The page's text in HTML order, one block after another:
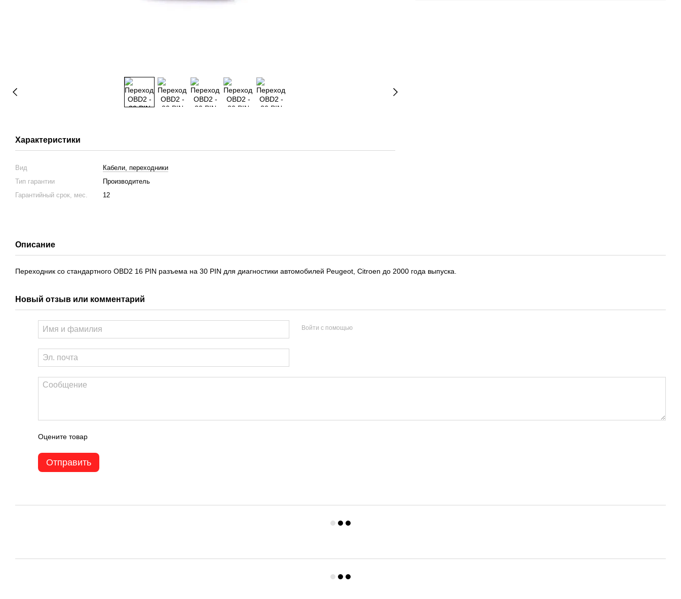
Характеристики
Вид
Кабели, переходники
Тип гарантии
Производитель
Гарантийный срок, мес.
12
Описание
Переходник со стандартного OBD2 16 PIN разъема на 30 PIN для диагностики автомобилей Peugeot, Citroen до 2000 года выпуска.
Новый отзыв или комментарий
Войти с помощью
Оцените товар
Отправить